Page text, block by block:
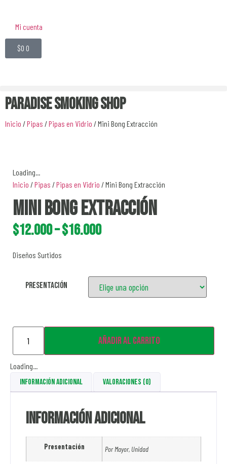
Mi cuenta
$0 0
Paradise Smoking Shop
Inicio /Pipas /Pipas en Vidrio / Mini Bong Extracción
Loading...
Inicio /Pipas /Pipas en Vidrio / Mini Bong Extracción
Mini Bong Extracción
$12.000–$16.000
Diseños Surtidos
Presentación
Añadir al carrito
Loading...
Información adicional
Valoraciones (0)
Información adicional
Presentación Por Mayor, Unidad